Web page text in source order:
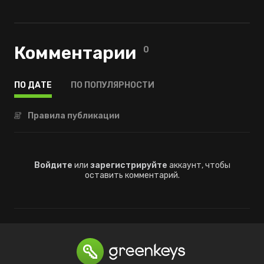
Комментарии 0
ПО ДАТЕ ПО ПОПУЛЯРНОСТИ
Правила публикации
Войдите или зарегистрируйте аккаунт, чтобы
оставить комментарий.